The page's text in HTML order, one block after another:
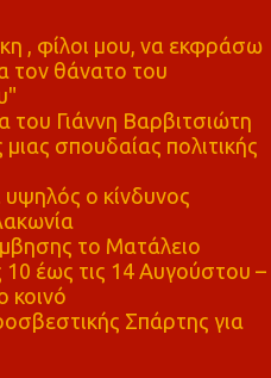
, φίλοι μου, να εκφράσω
τον θάνατο του
Γιάννη Βαρβιτσιώτη
σπουδαίας πολιτικής
ο κίνδυνος
το Ματάλειο
10 έως τις 14 Αυγούστου –
κοινό
Σπάρτης για